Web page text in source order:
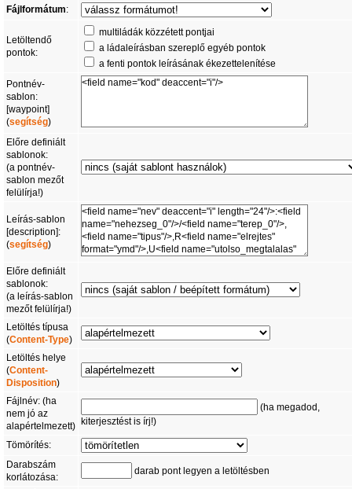
Fájlformátum:
Letöltendő
pontok:
multiládák közzétett pontjai
a ládaleírásban szereplő egyéb pontok
a fenti pontok leírásának ékezettelenítése
Pontnév-
sablon:
[waypoint]
(segítség)
Előre definiált
sablonok:
(a pontnév-
sablon mezőt
felülírja!)
Leírás-sablon
[description]:
(segítség)
Előre definiált
sablonok:
(a leírás-sablon
mezőt felülírja!)
Letöltés típusa
(Content-Type)
Letöltés helye
(Content-
Disposition)
Fájlnév: (ha
nem jó az
alapértelmezett)
(ha megadod,
kiterjesztést is írj!)
Tömörítés:
Darabszám
korlátozása:
darab pont legyen a letöltésben